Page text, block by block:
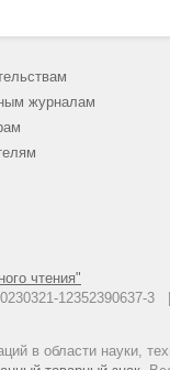
чтения"
в области науки,
журналам